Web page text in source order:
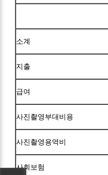
소계
지출
급여
사진촬영부대비용
사진촬영용역비
사회보험